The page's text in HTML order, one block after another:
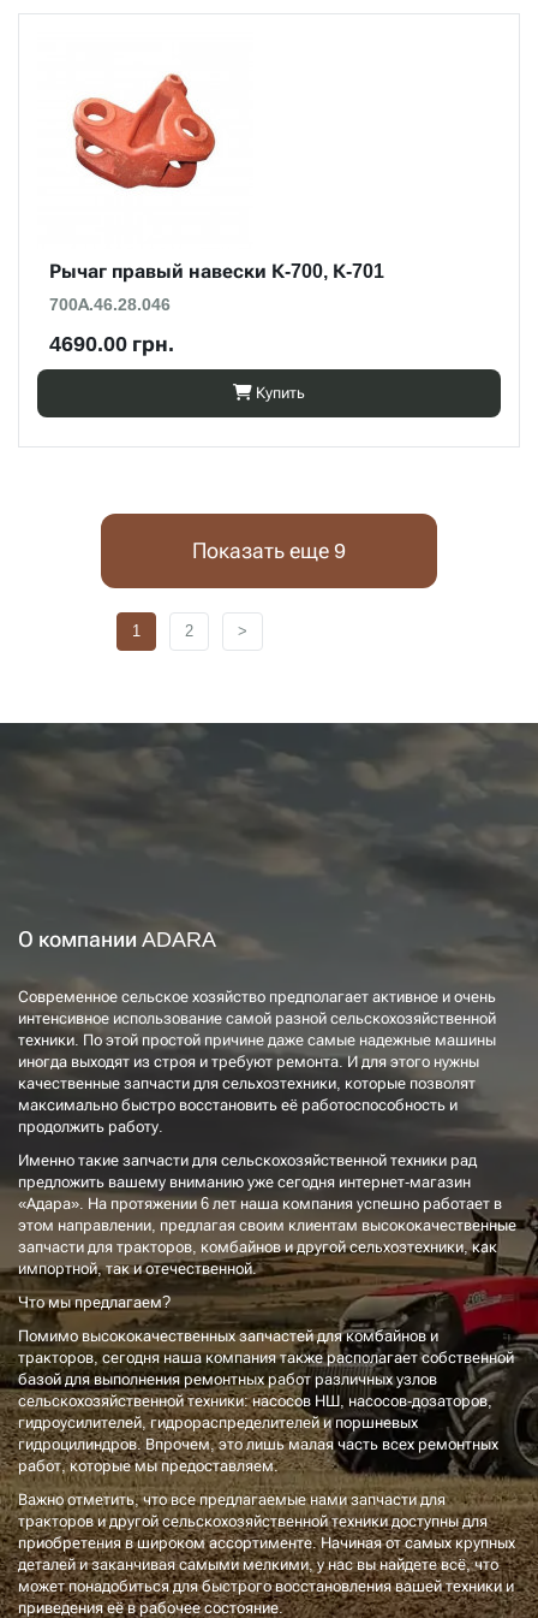
Рычаг правый навески К-700, К-701
700А.46.28.046
4690.00 грн.
Купить
Показать еще 9
1 2 >
О компании ADARA
Современное сельское хозяйство предполагает активное и очень
интенсивное использование самой разной сельскохозяйственной
техники. По этой простой причине даже самые надежные машины
иногда выходят из строя и требуют ремонта. И для этого нужны
качественные запчасти для сельхозтехники, которые позволят
максимально быстро восстановить её работоспособность и
продолжить работу.
Именно такие запчасти для сельскохозяйственной техники рад
предложить вашему вниманию уже сегодня интернет-магазин
«Адара». На протяжении 6 лет наша компания успешно работает в
этом направлении, предлагая своим клиентам высококачественные
запчасти для тракторов, комбайнов и другой сельхозтехники, как
импортной, так и отечественной.
Что мы предлагаем?
Помимо высококачественных запчастей для комбайнов и
тракторов, сегодня наша компания также располагает собственной
базой для выполнения ремонтных работ различных узлов
сельскохозяйственной техники: насосов НШ, насосов-дозаторов,
гидроусилителей, гидрораспределителей и поршневых
гидроцилиндров. Впрочем, это лишь малая часть всех ремонтных
работ, которые мы предоставляем.
Важно отметить, что все предлагаемые нами запчасти для
тракторов и другой сельскохозяйственной техники доступны для
приобретения в широком ассортименте. Начиная от самых крупных
деталей и заканчивая самыми мелкими, у нас вы найдете всё, что
может понадобиться для быстрого восстановления вашей техники и
приведения её в рабочее состояние.